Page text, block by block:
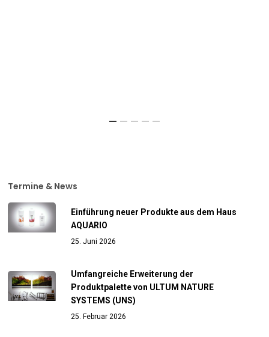
Termine & News
Einführung neuer Produkte aus dem Haus
AQUARIO
25. Juni 2026
Umfangreiche Erweiterung der
Produktpalette von ULTUM NATURE
SYSTEMS (UNS)
25. Februar 2026